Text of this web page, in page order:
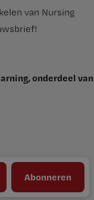
Abonneren
van Nursing
!
onderdeel van